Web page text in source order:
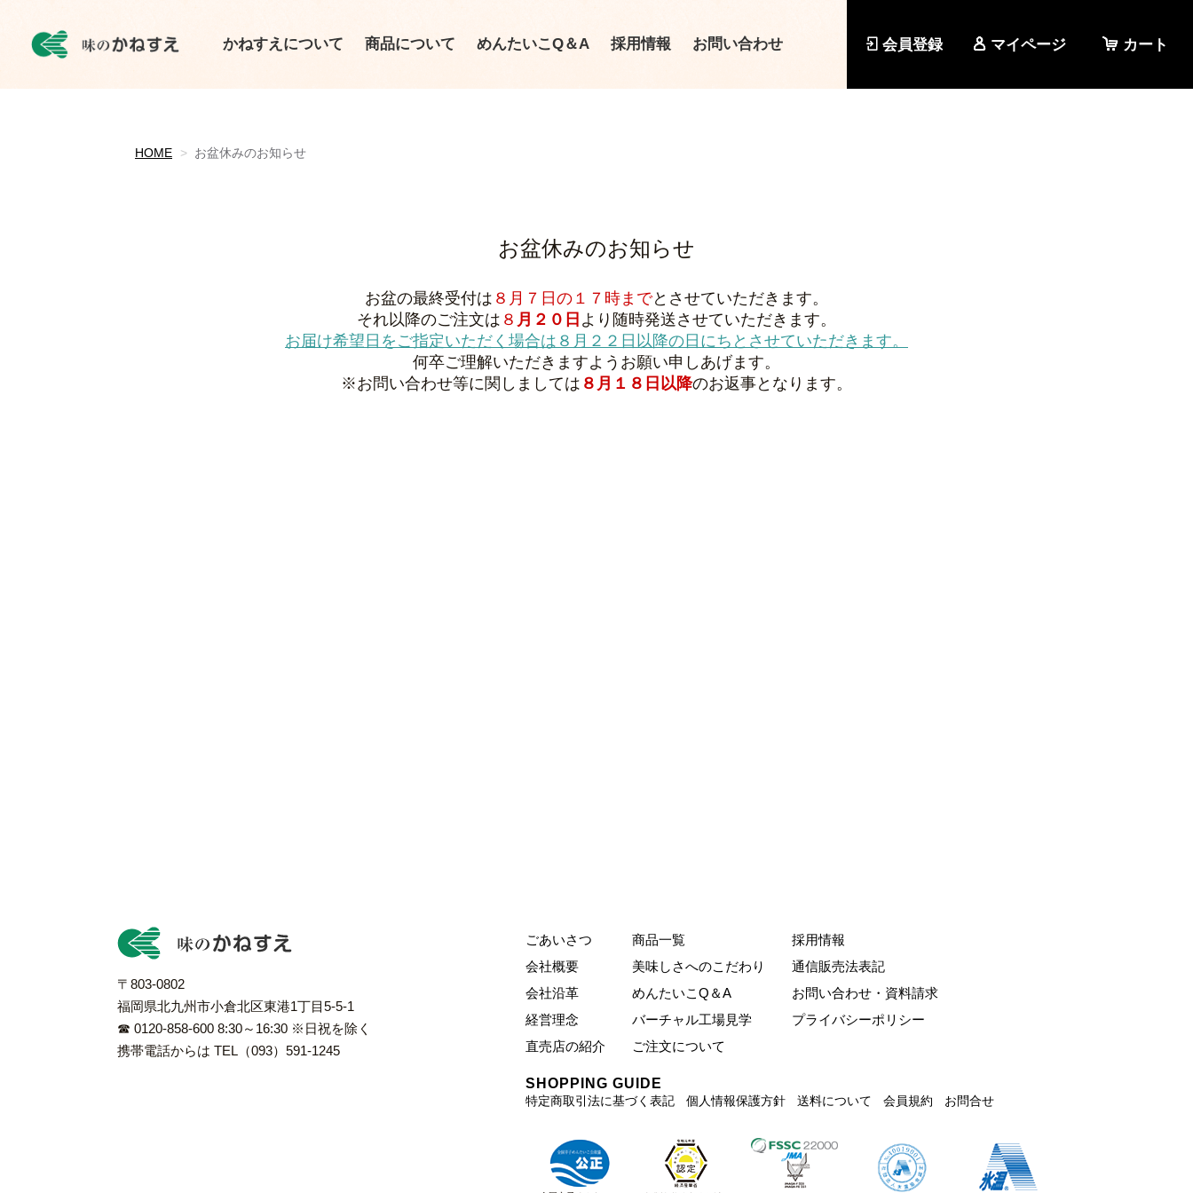
かねすえについて 商品について めんたいこQ＆A 採用情報 お問い合わせ 会員登録 マイページ カート
HOME お盆休みのお知らせ
お盆休みのお知らせ
お盆の最終受付は ８月７日の １７時までとさせていただきます。
それ以降のご注文は ８ 月２０ 日 より随時発送させていただきます。
お届け希望日をご指定いただく場合は８月 ２ ２ 日以降の日にちとさせていただきます。
何卒ご理解いただきますようお願い申しあげます。
※お問い合わせ等に関しましては ８月１８日以降のお返事となります。
〒803-0802
福岡県北九州市小倉北区東港1丁目5-5-1
☎ 0120-858-600 8:30～16:30 ※日祝を除く
携帯電話からは TEL（093）591-1245
ごあいさつ
会社概要
会社沿革
経営理念
直売店の紹介
商品一覧
美味しさへのこだわり
めんたいこQ＆A
バーチャル工場見学
ご注文について
採用情報
通信販売法表記
お問い合わせ・資料請求
プライバシーポリシー
SHOPPING GUIDE
特定商取引法に基づく表記 個人情報保護方針 送料について 会員規約 お問合せ